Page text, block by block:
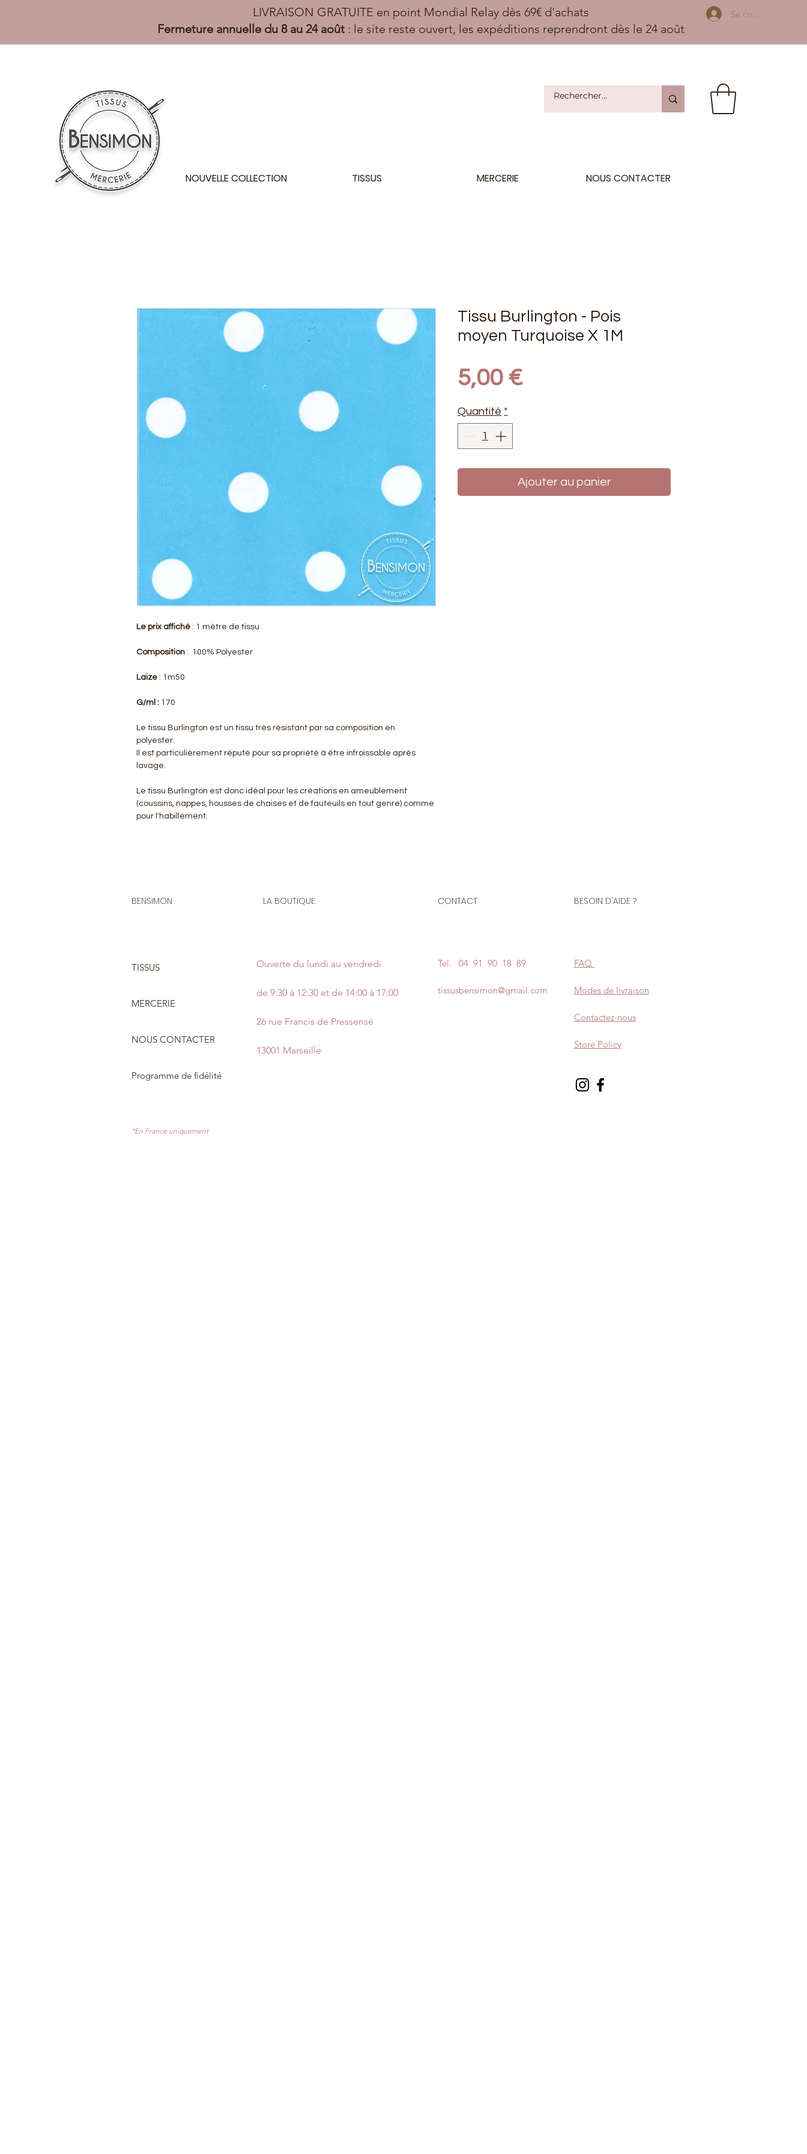
LIVRAISON GRATUITE en point Mondial Relay dès 69€ d'achats
Fermeture annuelle du 8 au 24 août: le site reste ouvert, les expéditions reprendront dès le 24 août
Se connecter
NOUVELLE COLLECTION TISSUS MERCERIE NOUS CONTACTER
Le prix affiché : 1 mètre de tissu
Composition : 100% Polyester
Laize : 1m50
G/ml : 170
Le tissu Burlington est un tissu très résistant par sa composition en
polyester.
Il est particulièrement réputé pour sa propriété à être infroissable après
lavage.
Le tissu Burlington est donc idéal pour les créations en ameublement
(coussins, nappes, housses de chaises et de fauteuils en tout genre) comme
pour l'habillement.
Tissu Burlington - Pois
moyen Turquoise X 1M
5,00 €Prix
Quantité *
Ajouter au panier
BENSIMON
TISSUS
MERCERIE
NOUS CONTACTER
Programme de fidélité
LA BOUTIQUE
Ouverte du lundi au vendredi
de 9:30 à 12:30 et de 14:00 à 17:00
26 rue Francis de Pressensé
13001 Marseille
CONTACT BESOIN D'AIDE ?
Tel. 04 91 90 18 89
tissusbensimon@gmail.com
FAQ
Modes de livraison
Contactez-nous
Store Policy
*En France uniquement